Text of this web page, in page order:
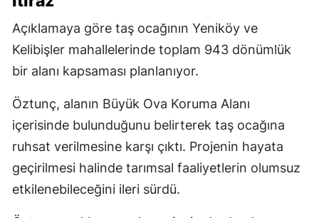
Açıklamaya göre taş ocağının Yeniköy ve
Kelibişler mahallelerinde toplam 943 dönümlük
bir alanı kapsaması planlanıyor.
Öztunç, alanın Büyük Ova Koruma Alanı
içerisinde bulunduğunu belirterek taş ocağına
ruhsat verilmesine karşı çıktı. Projenin hayata
geçirilmesi halinde tarımsal faaliyetlerin olumsuz
etkilenebileceğini ileri sürdü.